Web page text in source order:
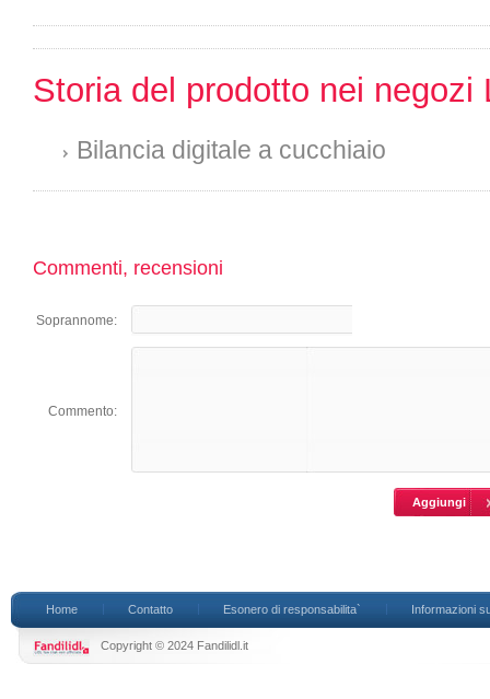
Storia del prodotto nei negozi
Bilancia digitale a cucchiaio
Commenti, recensioni
Soprannome:
Commento:
Home Contatto Esonero di responsabilita` Informazioni
Copyright © 2024 Fandilidl.it